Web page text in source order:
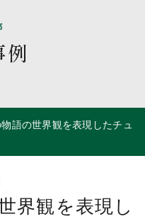
例
語の世界観を表現したチュ
界観を表現し